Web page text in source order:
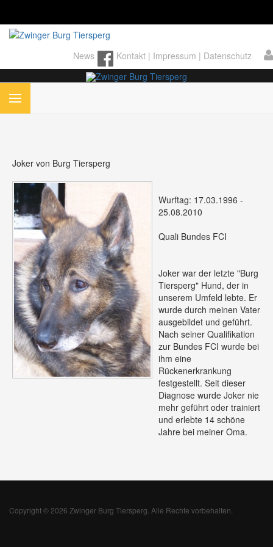
News Kontakt | Impressum | Datenschutz
Joker von Burg Tiersperg
Wurftag: 17.03.1996 -
25.08.2010
Quali Bundes FCI
Joker war der letzte "Burg
Tiersperg" Hund, der in
unserem Umfeld lebte. Er
wurde durch meinen Vater
ausgebildet und geführt.
Nach seiner Qualifikation
zur Bundes FCI wurde bei
ihm eine
Rückenerkrankung
festgestellt. Seit dieser
Diagnose wurde Joker nie
mehr geführt oder trainiert
und erlebte 14 schöne
Jahre bei meiner Oma.
Copyright © 2026 Zwinger Burg Tiersperg. Alle Rechte vorbehalten.